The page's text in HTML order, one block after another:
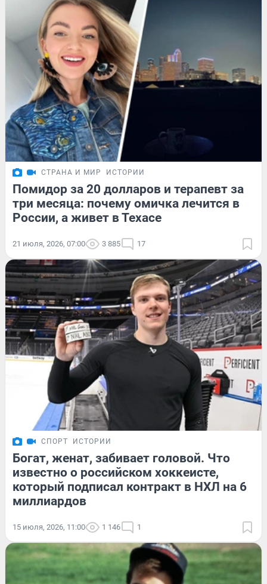
СТРАНА И МИР ИСТОРИИ
Помидор за 20 долларов и терапевт за
три месяца: почему омичка лечится в
России, а живет в Техасе
21 июля, 2026, 07:00 3 885 17
СПОРТ ИСТОРИИ
Богат, женат, забивает головой. Что
известно о российском хоккеисте,
который подписал контракт в НХЛ на 6
миллиардов
15 июля, 2026, 11:00 1 146 1